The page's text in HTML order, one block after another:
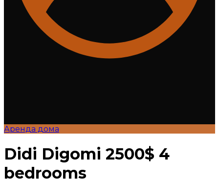
Аренда дома
Didi Digomi 2500$ 4
bedrooms